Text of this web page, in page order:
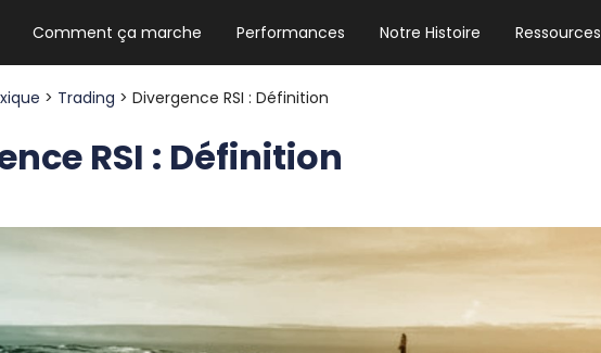
Comment ça marche Performances Notre Histoire Ressources
NEWSLETTER HEBDO
Les news crypto dont vous avez besoin
Le guide ultime pour débuter dans les
cryptomonnaies
> Trading > Divergence RSI : Définition
RSI : Définition